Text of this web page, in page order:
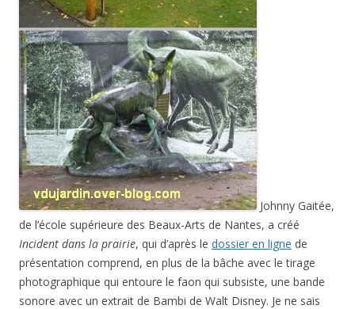
Johnny Gaitée,
de l’école supérieure des Beaux-Arts de Nantes, a créé
Incident dans la prairie, qui d’après le dossier en ligne de
présentation comprend, en plus de la bâche avec le tirage
photographique qui entoure le faon qui subsiste, une bande
sonore avec un extrait de Bambi de Walt Disney. Je ne sais